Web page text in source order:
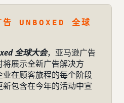
UNBOXED 全球
全球大会，亚马逊广告
展示全新广告解决方
在顾客旅程的每个阶段
包含在今年的活动中宣